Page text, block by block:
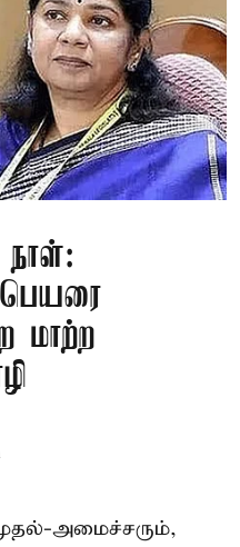
நாள்:
பெயரை
மாற்ற
அமைச்சரும்,